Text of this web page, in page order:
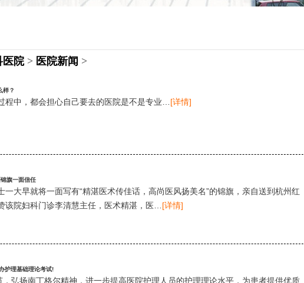
医院> 医院新闻 >
样？
程中，都会担心自己要去的医院是不是专业… [详情]
旗一面信任
一大早就将一面写有“精湛医术传佳话，高尚医风扬美名”的锦旗，亲自送到杭州红
该院妇科门诊李清慧主任，医术精湛，医… [详情]
护理基础理论考试!
，弘扬南丁格尔精神，进一步提高医院护理人员的护理理论水平，为患者提供优质